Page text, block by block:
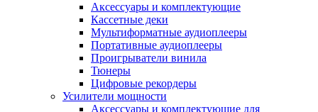
Аксессуары и комплектующие
Кассетные деки
Мультиформатные аудиоплееры
Портативные аудиоплееры
Проигрыватели винила
Тюнеры
Цифровые рекордеры
Усилители мощности
Аксессуары и комплектующие для